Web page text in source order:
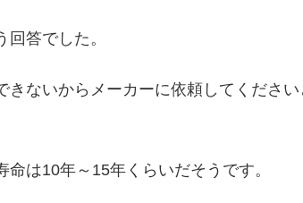
答でした。
ないからメーカーに依頼してください
は10年～15年くらいだそうです。